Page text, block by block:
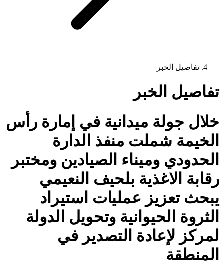
تفاصيل الخبر
تفاصيل الخبر
خلال جولة ميدانية في إمارة رأس
الخيمة شملت منفذ الدارة
الحدودي وميناء الصيادين ومختبر
رقابة الاغذية بلحيف النعيمي
يبحث تعزيز عمليات استيراد
الثروة الحيوانية وتحويل الدولة
لمركز لإعادة التصدير في
المنطقة